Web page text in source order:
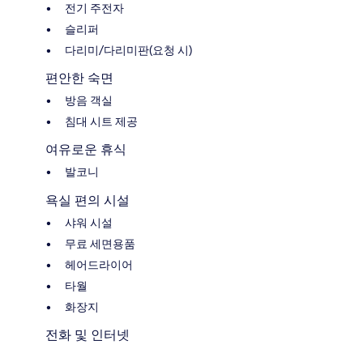
전기 주전자
슬리퍼
다리미/다리미판(요청 시)
편안한 숙면
방음 객실
침대 시트 제공
여유로운 휴식
발코니
욕실 편의 시설
샤워 시설
무료 세면용품
헤어드라이어
타월
화장지
전화 및 인터넷